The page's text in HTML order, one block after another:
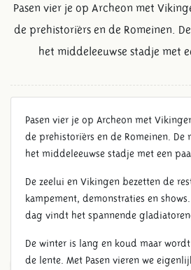
5 EN 6 APRIL
Pasen vier je op Archeon met
de prehistoriërs en de Romeinen.
het middeleeuwse stadje met
Pasen vier je op Archeon met
de prehistoriërs en de Romeinen.
het middeleeuwse stadje met een
De zeelui en Vikingen bezetten de
kampement, demonstraties en
dag vindt het spannende
De winter is lang en koud maar
de lente. Met Pasen vieren we